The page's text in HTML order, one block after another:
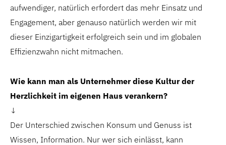
aufwendiger, natürlich erfordert das mehr Einsatz und
Engagement, aber genauso natürlich werden wir mit
dieser Einzigartigkeit erfolgreich sein und im globalen
Effizienzwahn nicht mitmachen.
Wie kann man als Unternehmer diese Kultur der
Herzlichkeit im eigenen Haus verankern?
↓
Der Unterschied zwischen Konsum und Genuss ist
Wissen, Information. Nur wer sich einlässt, kann